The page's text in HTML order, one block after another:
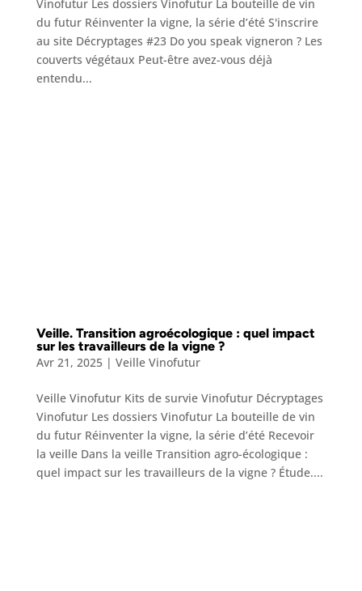
Vinofutur Les dossiers Vinofutur La bouteille de vin
du futur Réinventer la vigne, la série d’été S'inscrire
au site Décryptages #23 Do you speak vigneron ? Les
couverts végétaux Peut-être avez-vous déjà
entendu...
Veille. Transition agroécologique : quel impact
sur les travailleurs de la vigne ?
Avr 21, 2025| Veille Vinofutur
Veille Vinofutur Kits de survie Vinofutur Décryptages
Vinofutur Les dossiers Vinofutur La bouteille de vin
du futur Réinventer la vigne, la série d’été Recevoir
la veille Dans la veille Transition agro-écologique :
quel impact sur les travailleurs de la vigne ? Étude....